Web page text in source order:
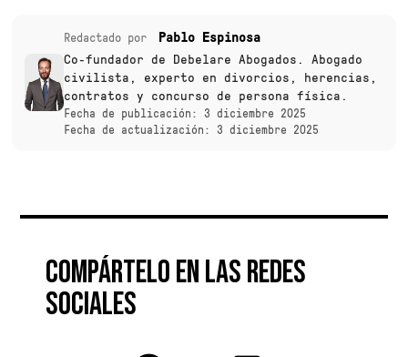
Redactado por Pablo Espinosa
Co-fundador de Debelare Abogados. Abogado
civilista, experto en divorcios, herencias,
contratos y concurso de persona física.
Fecha de publicación: 3 diciembre 2025
Fecha de actualización: 3 diciembre 2025
Compártelo en las redes
sociales